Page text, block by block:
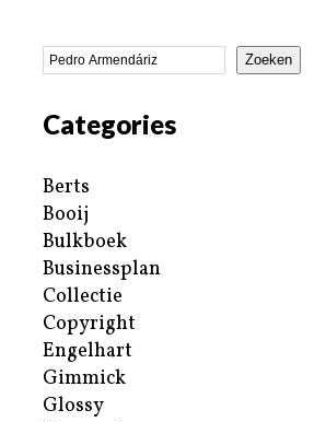
Zoeken
Categories
Berts
Booij
Bulkboek
Businessplan
Collectie
Copyright
Engelhart
Gimmick
Glossy